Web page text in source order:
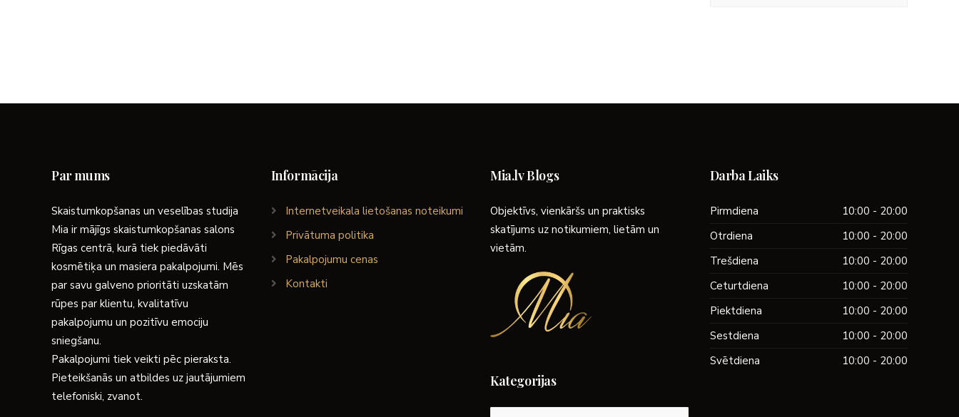
Par mums
Skaistumkopšanas un veselības studija
Mia ir mājīgs skaistumkopšanas salons
Rīgas centrā, kurā tiek piedāvāti
kosmētiķa un masiera pakalpojumi. Mēs
par savu galveno prioritāti uzskatām
rūpes par klientu, kvalitatīvu
pakalpojumu un pozitīvu emociju
sniegšanu.
Pakalpojumi tiek veikti pēc pieraksta.
Pieteikšanās un atbildes uz jautājumiem
telefoniski, zvanot.
Informācija
Internetveikala lietošanas noteikumi
Privātuma politika
Pakalpojumu cenas
Kontakti
Mia.lv Blogs
Objektīvs, vienkāršs un praktisks
skatījums uz notikumiem, lietām un
vietām.
Kategorijas
Darba Laiks
Pirmdiena
10:00 - 20:00
Otrdiena
10:00 - 20:00
Trešdiena
10:00 - 20:00
Ceturtdiena
10:00 - 20:00
Piektdiena
10:00 - 20:00
Sestdiena
10:00 - 20:00
Svētdiena
10:00 - 20:00